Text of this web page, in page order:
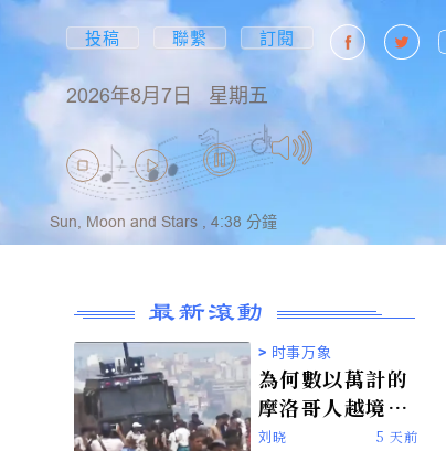
投稿 聯繫 訂閱
2026年8月7日 星期五
Sun, Moon and Stars , 4:38 分鐘
最新滾動
> 时事万象
為何數以萬計的
摩洛哥人越境進
入西班牙休達
刘晓 5 天前